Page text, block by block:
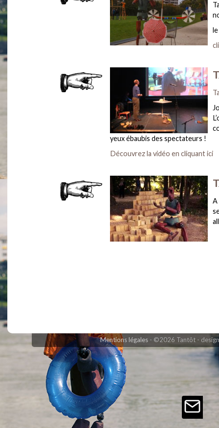
yeux ébaubis des spectateurs !
Découvrez la vidéo en cliquant ici
A
Mentions légales ©2026 Tantôt -